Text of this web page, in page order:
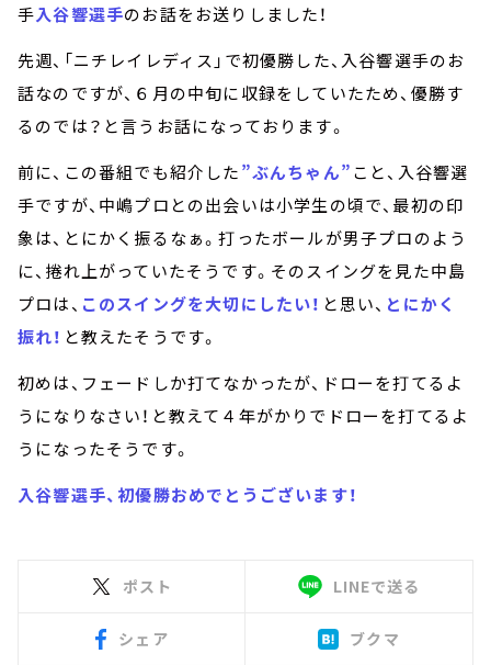
手入谷響選手のお話をお送りしました！
先週、「ニチレイレディス」で初優勝した、入谷響選手のお
話なのですが、６月の中旬に収録をしていたため、優勝す
るのでは？と言うお話になっております。
前に、この番組でも紹介した”ぶんちゃん”こと、入谷響選
手ですが、中嶋プロとの出会いは小学生の頃で、最初の印
象は、とにかく振るなぁ。打ったボールが男子プロのよう
に、捲れ上がっていたそうです。そのスイングを見た中島
プロは、 このスイングを大切にしたい！ と思い、 とにかく
振れ！ と教えたそうです。
初めは、フェードしか打てなかったが、ドローを打てるよ
うになりなさい！と教えて４年がかりでドローを打てるよ
うになったそうです。
入谷響選手、初優勝おめでとうございます！
ポスト LINEで送る
シェア ブクマ